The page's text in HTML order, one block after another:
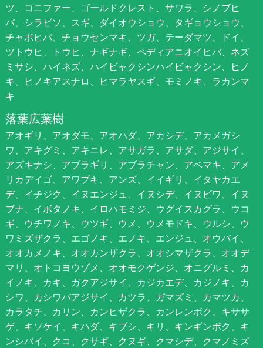
ツ、コニファー、ゴールドクレスト、サワラ、シノブヒ
バ、シラビソ、スギ、ダイオウショウ、タギョウショウ、
チャボヒバ、チョウセンマキ、ツガ、テーダマツ、ドイ、
ツトウヒ、トウヒ、ナギナギ、ペディアニオイヒバ、ネズ
ミサシ、ハイネズ、ハイビャクシンハイビャクシン、ヒノ
キ、ヒノキアスナロ、ヒマラヤスギ、モミノキ、ラカンマ
キ
落葉広葉樹
アオギリ、アオダモ、アオハダ、アカシデ、アカメガシ
ワ、アキグミ、アキニレ、アサガラ、アサダ、アジサイ、
アズキナシ、アブラギリ、アブラチャン、アベマキ、アメ
リカデイゴ、アワブキ、アンズ、イイギリ、イタヤカエ
デ、イチジク、イヌエンジュ、イヌシデ、イヌビワ、イヌ
ブナ、イボタノキ、イロハモミジ、ウグイスカグラ、ウコ
ギ、ウチワノキ、ウツギ、ウメ、ウメモドキ、ウルシ、ウ
ワミズザクラ、エゴノキ、エノキ、エンジュ、オウバイ、
オオカメノキ、オオカンザクラ、オオシマザクラ、オオデ
マリ、オトコヨウゾメ、オオモクゲンジ、オニグルミ、カ
イノキ、カキ、ガクアジサイ、カジカエデ、カジノキ、カ
シワ、カシワバアジサイ、カツラ、ガマズミ、カマツカ、
カラタチ、カリン、カンヒザクラ、カンレンボク、キササ
ゲ、キソケイ、キハダ、キブシ、キリ、キンギンボク、キ
ンシバイ、クコ、クサギ、クヌギ、クマシデ、クマノミズ